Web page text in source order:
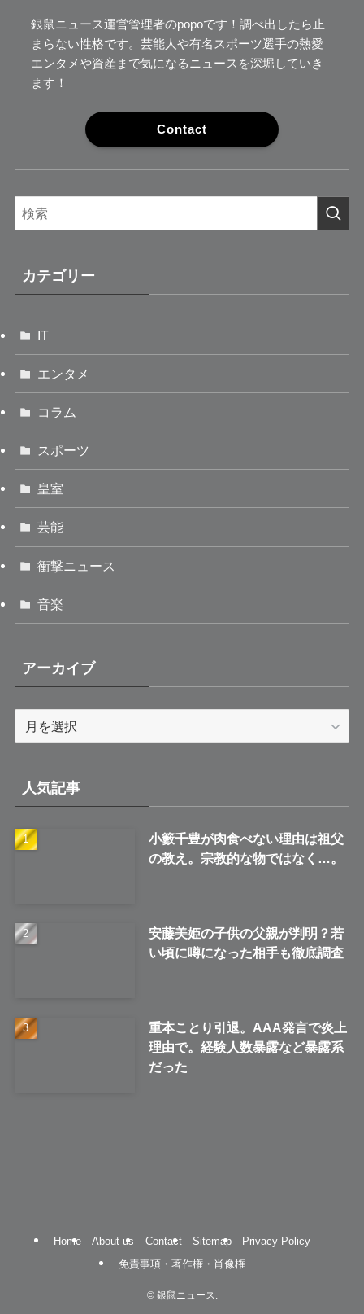
銀鼠ニュース運営管理者のpopoです！調べ出したら止
まらない性格です。芸能人や有名スポーツ選手の熱愛
エンタメや資産まで気になるニュースを深堀していき
ます！
Contact
カテゴリー
IT
エンタメ
コラム
スポーツ
皇室
芸能
衝撃ニュース
音楽
アーカイブ
ブ
人気記事
小籔千豊が肉食べない理由は祖父
の教え。宗教的な物ではなく…。
安藤美姫の子供の父親が判明？若
い頃に噂になった相手も徹底調査
重本ことり引退。AAA発言で炎上
理由で。経験人数暴露など暴露系
だった
Home About us Contact Sitemap
Privacy Policy
免責事項・著作権・肖像権
©銀鼠ニュース.